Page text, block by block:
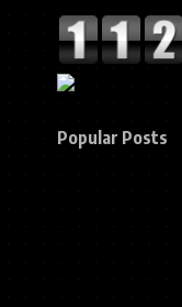
Popular Posts